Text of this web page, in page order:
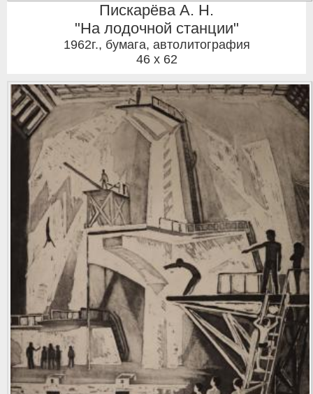
Пискарёва А. Н.
"На лодочной станции"
1962г., бумага, автолитография
46 x 62